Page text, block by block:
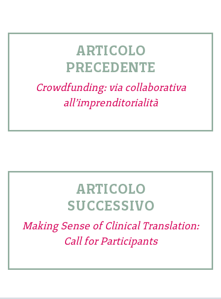
ARTICOLO
PRECEDENTE
Crowdfunding: via collaborativa
all’imprenditorialità
ARTICOLO
SUCCESSIVO
Making Sense of Clinical Translation:
Call for Participants